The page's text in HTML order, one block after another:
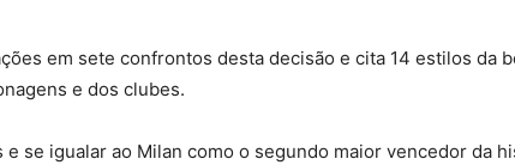
em sete confrontos desta decisão e cita 14 estilos da
e dos clubes.
se igualar ao Milan como o segundo maior vencedor da